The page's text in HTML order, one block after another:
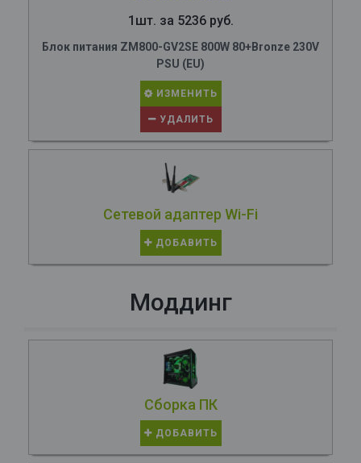
1шт. за 5236 руб.
Блок питания ZM800-GV2SE 800W 80+Bronze 230V
PSU (EU)
ИЗМЕНИТЬ
УДАЛИТЬ
Сетевой адаптер Wi-Fi
ДОБАВИТЬ
Моддинг
Сборка ПК
ДОБАВИТЬ